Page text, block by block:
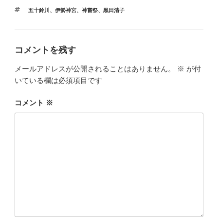
ゴ
タ
五十鈴川 、 伊勢神宮、 神嘗祭、 黒田清子
コメントを残す
メールアドレスが公開されることはありません。 ※ が付
いている欄は必須項目です
コメント ※